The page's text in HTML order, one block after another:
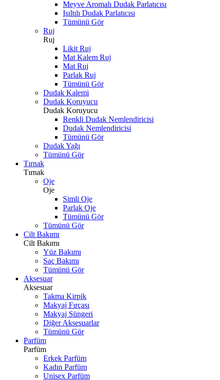
Meyve Aromalı Dudak Parlatıcısı
Işıltılı Dudak Parlatıcısı
Tümünü Gör
Ruj
Ruj
Likit Ruj
Mat Kalem Ruj
Mat Ruj
Parlak Ruj
Tümünü Gör
Dudak Kalemi
Dudak Koruyucu
Dudak Koruyucu
Renkli Dudak Nemlendiricisi
Dudak Nemlendiricisi
Tümünü Gör
Dudak Yağı
Tümünü Gör
Tırnak
Tırnak
Oje
Oje
Simli Oje
Parlak Oje
Tümünü Gör
Tümünü Gör
Cilt Bakımı
Cilt Bakımı
Yüz Bakımı
Saç Bakımı
Tümünü Gör
Aksesuar
Aksesuar
Takma Kirpik
Makyaj Fırçası
Makyaj Süngeri
Diğer Aksesuarlar
Tümünü Gör
Parfüm
Parfüm
Erkek Parfüm
Kadın Parfüm
Unisex Parfüm